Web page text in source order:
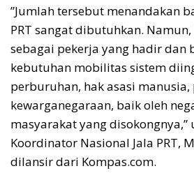
”Jumlah tersebut menandakan
PRT sangat dibutuhkan. Namun,
sebagai pekerja yang hadir dan
kebutuhan mobilitas sistem
perburuhan, hak asasi
kewarganegaraan, baik oleh
masyarakat yang
Koordinator Nasional Jala PRT,
dilansir dari Kompas.com.